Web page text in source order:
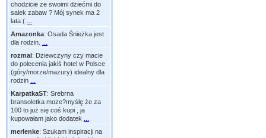
chodzicie ze swoimi dziećmi do
salek zabaw ? Mój synek ma 2
lata (
Amazonka: Osada Śnieżka jest
dla rodzin.
rozmal: Dziewczyny czy macie
do polecenia jakiś hotel w Polsce
(góry/morze/mazury) idealny dla
rodzin
KarpatkaST: Srebrna
bransoletka moze?myślę że za
100 to już się coś kupi , ja
kupowałam jako dodatek
merlenke: Szukam inspiracji na